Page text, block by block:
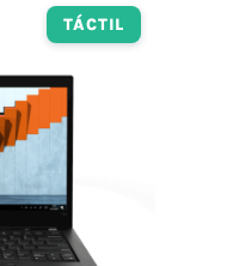
TÁCTIL